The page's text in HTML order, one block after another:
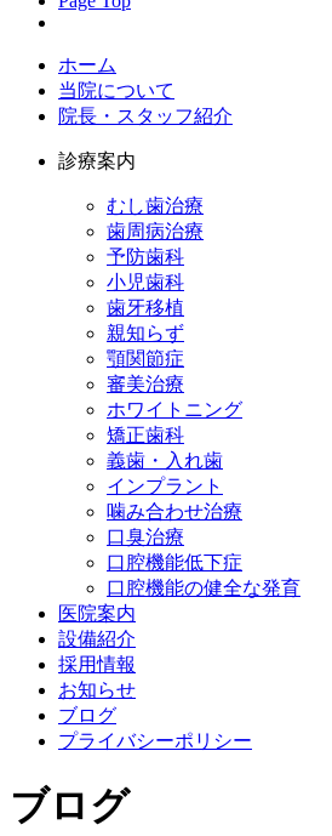
ホーム
当院について
院長・スタッフ紹介
診療案内
むし歯治療
歯周病治療
予防歯科
小児歯科
歯牙移植
親知らず
顎関節症
審美治療
ホワイトニング
矯正歯科
義歯・入れ歯
インプラント
噛み合わせ治療
口臭治療
口腔機能低下症
口腔機能の健全な発育
医院案内
設備紹介
採用情報
お知らせ
ブログ
プライバシーポリシー
ブログ